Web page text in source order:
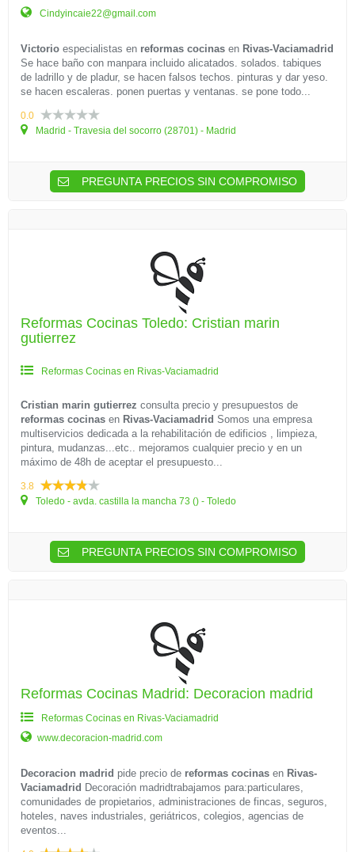
Cindyincaie22@gmail.com
Victorio especialistas en reformas cocinas en Rivas-Vaciamadrid
Se hace baño con manpara incluido alicatados. solados. tabiques
de ladrillo y de pladur, se hacen falsos techos. pinturas y dar yeso.
se hacen escaleras. ponen puertas y ventanas. se pone todo...
0.0
Madrid - Travesia del socorro (28701) - Madrid
PREGUNTA PRECIOS SIN COMPROMISO
Reformas Cocinas Toledo: Cristian marin
gutierrez
Reformas Cocinas en Rivas-Vaciamadrid
Cristian marin gutierrez consulta precio y presupuestos de
reformas cocinas en Rivas-Vaciamadrid Somos una empresa
multiservicios dedicada a la rehabilitación de edificios , limpieza,
pintura, mudanzas...etc.. mejoramos cualquier precio y en un
máximo de 48h de aceptar el presupuesto...
3.8
Toledo - avda. castilla la mancha 73 () - Toledo
PREGUNTA PRECIOS SIN COMPROMISO
Reformas Cocinas Madrid: Decoracion madrid
Reformas Cocinas en Rivas-Vaciamadrid
www.decoracion-madrid.com
Decoracion madrid pide precio de reformas cocinas en Rivas-
Vaciamadrid Decoración madridtrabajamos para:particulares,
comunidades de propietarios, administraciones de fincas, seguros,
hoteles, naves industriales, geriátricos, colegios, agencias de
eventos...